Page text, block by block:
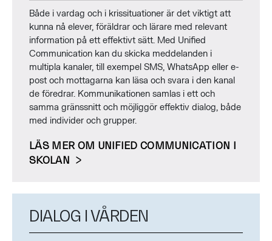
Både i vardag och i krissituationer är det viktigt att
kunna nå elever, föräldrar och lärare med relevant
information på ett effektivt sätt. Med Unified
Communication kan du skicka meddelanden i
multipla kanaler, till exempel SMS, WhatsApp eller e-
post och mottagarna kan läsa och svara i den kanal
de föredrar. Kommunikationen samlas i ett och
samma gränssnitt och möjliggör effektiv dialog, både
med individer och grupper.
LÄS MER OM UNIFIED COMMUNICATION I
SKOLAN
DIALOG I VÅRDEN